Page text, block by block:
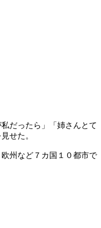
だったら」「姉さんとて
せた。
州など７カ国１０都市で